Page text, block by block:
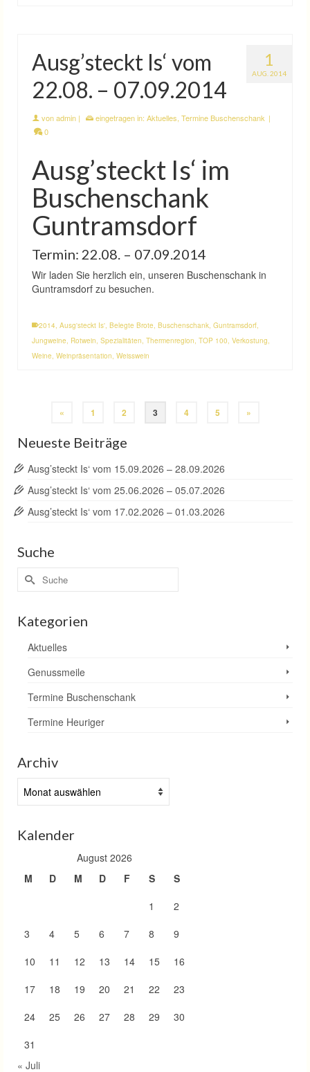
1
AUG. 2014
Ausg’steckt Is‘ vom
22.08. – 07.09.2014
vonadmin | eingetragen in: Aktuelles Termine Buschenschank |
0
Ausg’steckt Is‘ im
Buschenschank
Guntramsdorf
Termin: 22.08. – 07.09.2014
Wir laden Sie herzlich ein, unseren Buschenschank in
Guntramsdorf zu besuchen.
2014, Ausg'steckt Is', Belegte Brote, Buschenschank, Guntramsdorf,
Jungweine, Rotwein, Spezialitäten, Thermenregion, TOP 100, Verkostung,
Weine, Weinpräsentation, Weisswein
« 1 2 3 4 5 »
Neueste Beiträge
Ausg’steckt Is‘ vom 15.09.2026 – 28.09.2026
Ausg’steckt Is‘ vom 25.06.2026 – 05.07.2026
Ausg’steckt Is‘ vom 17.02.2026 – 01.03.2026
Suche
Suche
nach:
Kategorien
Aktuelles
Genussmeile
Termine Buschenschank
Termine Heuriger
Archiv
Kalender
August 2026
M
D M D F S
S
1
2
3
4 5 6 7 8
9
10
11 12 13 14 15
16
17
18 19 20 21 22
23
24
25 26 27 28 29
30
31
« Juli